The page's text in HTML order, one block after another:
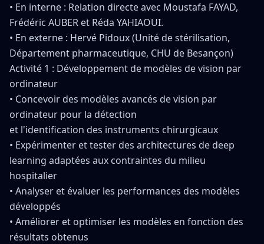
• En interne : Relation directe avec Moustafa FAYAD,
Frédéric AUBER et Réda YAHIAOUI.
• En externe : Hervé Pidoux (Unité de stérilisation,
Département pharmaceutique, CHU de Besançon)
Activité 1 : Développement de modèles de vision par
ordinateur
• Concevoir des modèles avancés de vision par
ordinateur pour la détection
et l'identification des instruments chirurgicaux
• Expérimenter et tester des architectures de deep
learning adaptées aux contraintes du milieu
hospitalier
• Analyser et évaluer les performances des modèles
développés
• Améliorer et optimiser les modèles en fonction des
résultats obtenus